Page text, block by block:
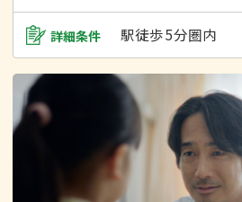
詳細条件 駅徒歩5分圏内